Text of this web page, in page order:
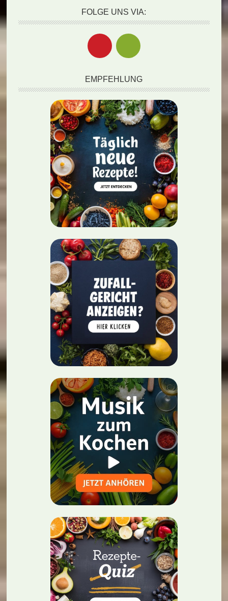
FOLGE UNS VIA:
EMPFEHLUNG